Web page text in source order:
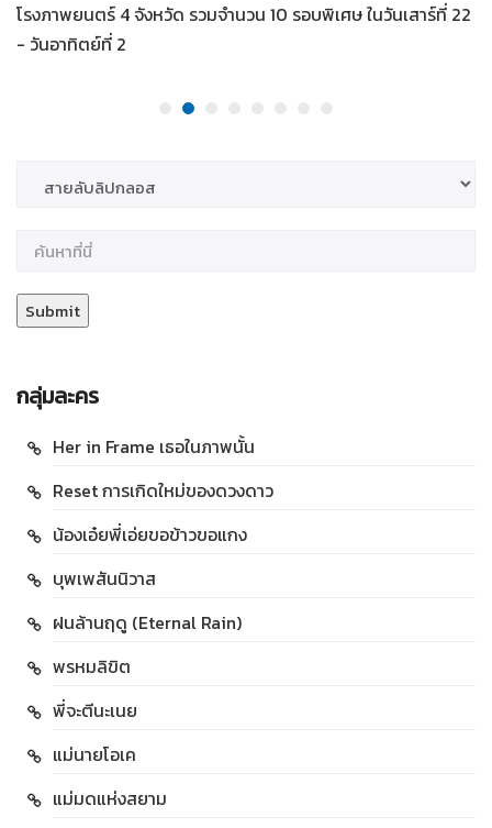
โรงภาพยนตร์ 4 จังหวัด รวมจำนวน 10 รอบพิเศษ ในวันเสาร์ที่ 22
- วันอาทิตย์ที่ 2
กลุ่มละคร
Her in Frame เธอในภาพนั้น
Reset การเกิดใหม่ของดวงดาว
น้องเอ๋ยพี่เอ่ยขอข้าวขอแกง
บุพเพสันนิวาส
ฝนล้านฤดู (Eternal Rain)
พรหมลิขิต
พี่จะตีนะเนย
แม่นายโอเค
แม่มดแห่งสยาม